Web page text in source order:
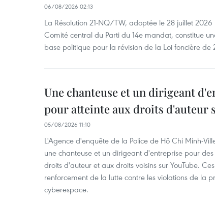
06/08/2026 02:13
La Résolution 21-NQ/TW, adoptée le 28 juillet
Comité central du Parti du 14e mandat, constitue
base politique pour la révision de la Loi foncière de
Une chanteuse et un dirigeant
pour atteinte aux droits d'auteur
05/08/2026 11:10
L'Agence d'enquête de la Police de Hô Chi Minh-
une chanteuse et un dirigeant d'entreprise pour
droits d'auteur et aux droits voisins sur YouTube.
renforcement de la lutte contre les violations de la
cyberespace.